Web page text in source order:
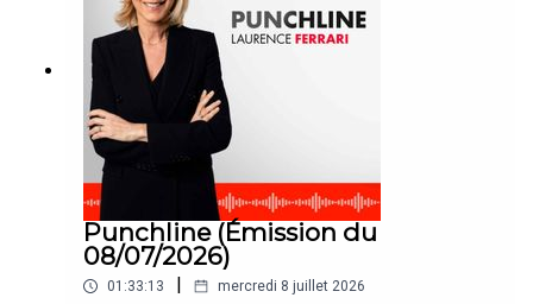
Punchline (Émission du
08/07/2026)
01:33:13 | mercredi 8 juillet 2026